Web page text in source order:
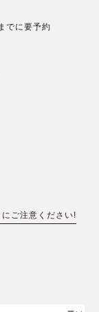
でに要予約
ご注意ください!